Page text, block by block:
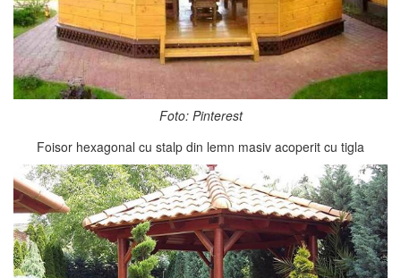
Foto: Pinterest
Foisor hexagonal cu stalp din lemn masiv acoperit cu tigla